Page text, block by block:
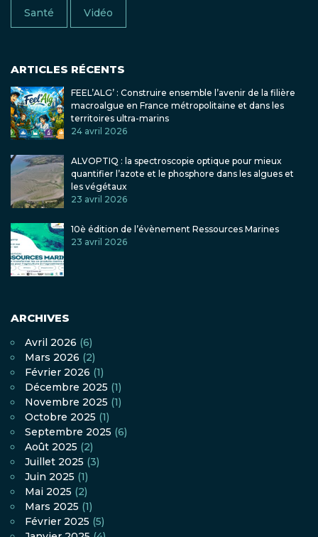
Santé Vidéo
ARTICLES RÉCENTS
FEEL’ALG’ : Construire ensemble l’avenir de la filière
macroalgue en France métropolitaine et dans les
territoires ultra-marins
24 avril 2026
ALVOPTIQ : la spectroscopie optique pour mieux
quantifier l’azote et le phosphore dans les algues et
les végétaux
23 avril 2026
10è édition de l’évènement Ressources Marines
23 avril 2026
ARCHIVES
Avril 2026 (6)
Mars 2026 (2)
Février 2026 (1)
Décembre 2025 (1)
Novembre 2025 (1)
Octobre 2025 (1)
Septembre 2025 (6)
Août 2025 (2)
Juillet 2025 (3)
Juin 2025 (1)
Mai 2025 (2)
Mars 2025 (1)
Février 2025 (5)